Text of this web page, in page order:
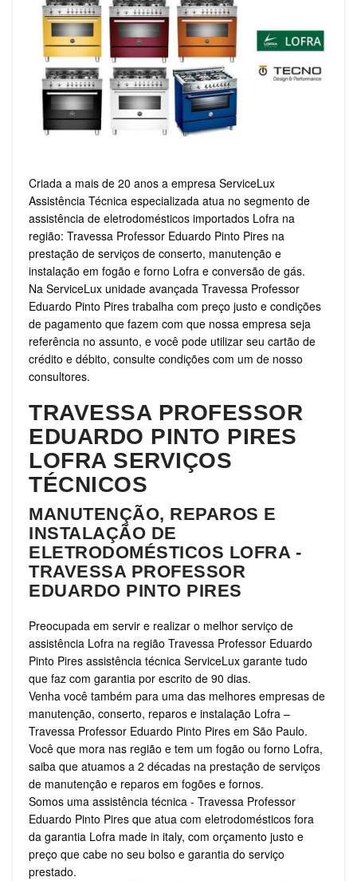
Criada a mais de 20 anos a empresa ServiceLux
Assistência Técnica especializada atua no segmento de
assistência de eletrodomésticos importados Lofra na
região: Travessa Professor Eduardo Pinto Pires na
prestação de serviços de conserto, manutenção e
instalação em fogão e forno Lofra e conversão de gás.
Na ServiceLux unidade avançada Travessa Professor
Eduardo Pinto Pires trabalha com preço justo e condições
de pagamento que fazem com que nossa empresa seja
referência no assunto, e você pode utilizar seu cartão de
crédito e débito, consulte condições com um de nosso
consultores.
TRAVESSA PROFESSOR
EDUARDO PINTO PIRES
LOFRA SERVIÇOS
TÉCNICOS
MANUTENÇÃO, REPAROS E
INSTALAÇÃO DE
ELETRODOMÉSTICOS LOFRA -
TRAVESSA PROFESSOR
EDUARDO PINTO PIRES
Preocupada em servir e realizar o melhor serviço de
assistência Lofra na região Travessa Professor Eduardo
Pinto Pires assistência técnica ServiceLux garante tudo
que faz com garantia por escrito de 90 dias.
Venha você também para uma das melhores empresas de
manutenção, conserto, reparos e instalação Lofra –
Travessa Professor Eduardo Pinto Pires em São Paulo.
Você que mora nas região e tem um fogão ou forno Lofra,
saiba que atuamos a 2 décadas na prestação de serviços
de manutenção e reparos em fogões e fornos.
Somos uma assistência técnica - Travessa Professor
Eduardo Pinto Pires que atua com eletrodomésticos fora
da garantia Lofra made in italy, com orçamento justo e
preço que cabe no seu bolso e garantia do serviço
prestado.